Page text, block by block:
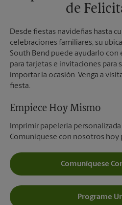
de
Desde fiestas navideñas hasta
celebraciones familiares, su
South Bend puede ayudarlo con
para tarjetas e invitaciones para
importar la ocasión. Venga a
fiesta.
Empiece Hoy Mismo
Imprimir papelería personalizada
Comuníquese con nosotros hoy
Comuníquese
Programe